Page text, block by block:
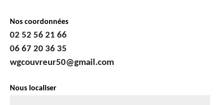
Nos coordonnées
02 52 56 21 66
06 67 20 36 35
wgcouvreur50@gmail.com
Nous localiser